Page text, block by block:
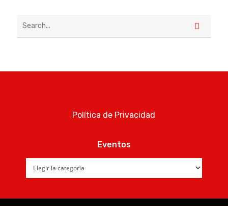
Política de Privacidad
Eventos